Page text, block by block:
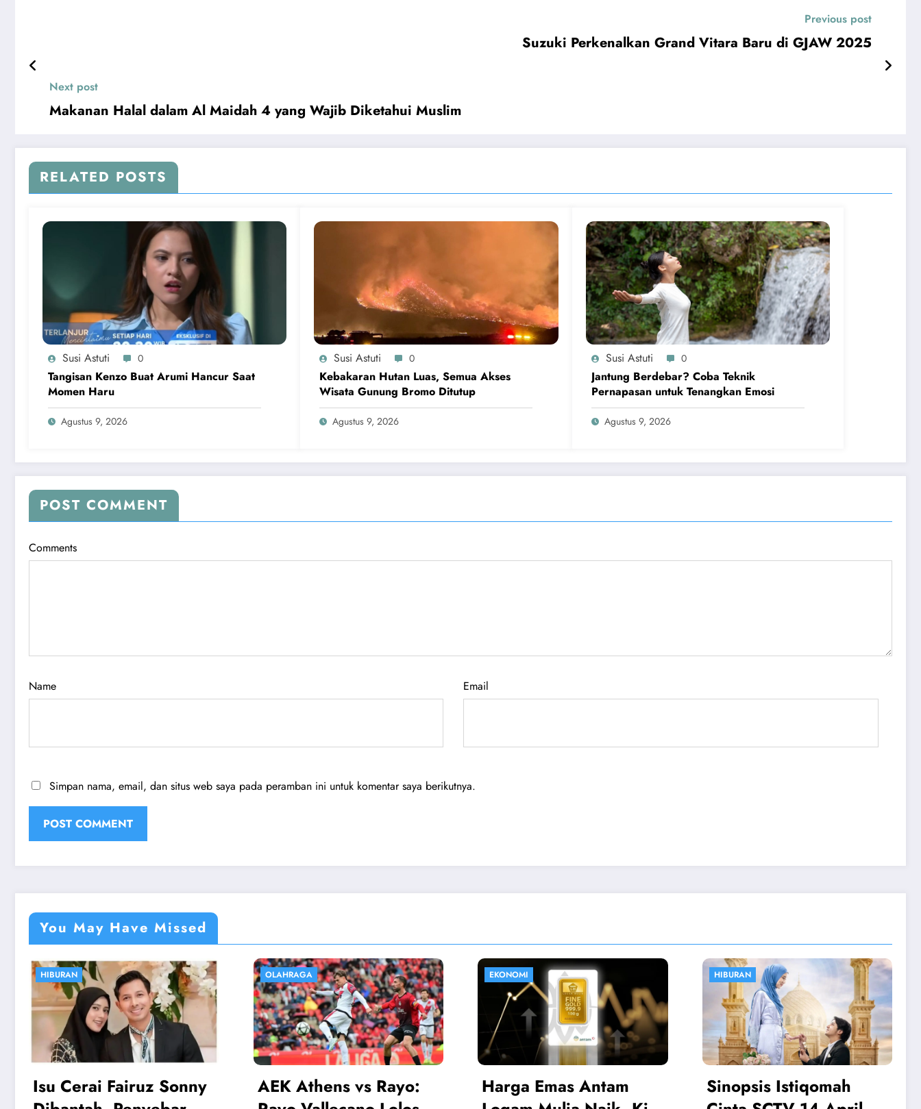
Previous post
Suzuki Perkenalkan Grand Vitara Baru di GJAW 2025
Next post
Makanan Halal dalam Al Maidah 4 yang Wajib Diketahui Muslim
RELATED POSTS
Susi Astuti 0
Tangisan Kenzo Buat Arumi Hancur Saat
Momen Haru
Agustus 9, 2026
Susi Astuti 0
Kebakaran Hutan Luas, Semua Akses
Wisata Gunung Bromo Ditutup
Agustus 9, 2026
Susi Astuti 0
Jantung Berdebar? Coba Teknik
Pernapasan untuk Tenangkan Emosi
Agustus 9, 2026
POST COMMENT
Comments
Name Email
Simpan nama, email, dan situs web saya pada peramban ini untuk komentar saya berikutnya.
You May Have Missed
OLAHRAGA
AEK Athens vs Rayo:
EKONOMI
Harga Emas Antam
HIBURAN
Sinopsis Istiqomah
OLAHRAGA
Atalanta vs Juventus: